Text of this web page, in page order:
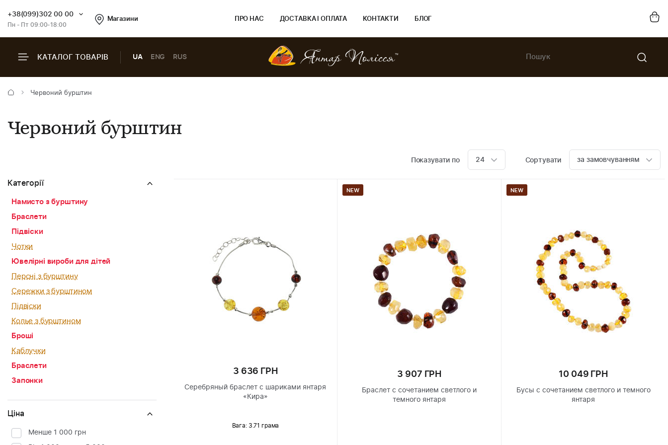
+38(099)302 00 00
Пн - Пт 09:00-18:00
Магазини ПРО НАС ДОСТАВКА І ОПЛАТА КОНТАКТИ БЛОГ
КАТАЛОГ ТОВАРІВ UA ENG RUS
Червоний бурштин
Червоний бурштин
Показувати по 24 Сортувати за замовчуванням
Категорії
Намисто з бурштину
Браслети
Підвіски
Чотки
Ювелірні вироби для дітей
Персні з бурштину
Сережки з бурштином
Підвіски
Колье з бурштином
Броші
Каблучки
Браслети
Запонки
Ціна
Менше 1 000 грн
3 636 ГРН
Серебряный браслет с шариками янтаря
«Кира»
Вага: 3.71 грама
NEW
3 907 ГРН
Браслет с сочетанием светлого и
темного янтаря
NEW
10 049 ГРН
Бусы с сочетанием светлого и темного
янтаря